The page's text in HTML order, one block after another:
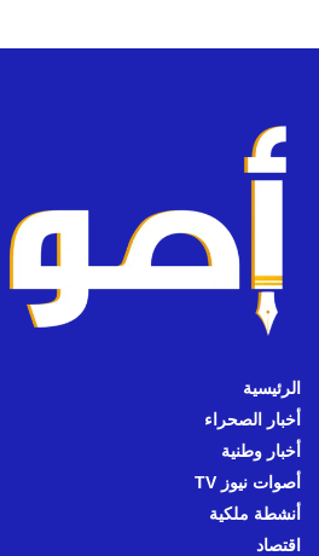
الرئيسية
أخبار الصحراء
أخبار وطنية
أصوات نيوز TV
أنشطة ملكية
اقتصاد